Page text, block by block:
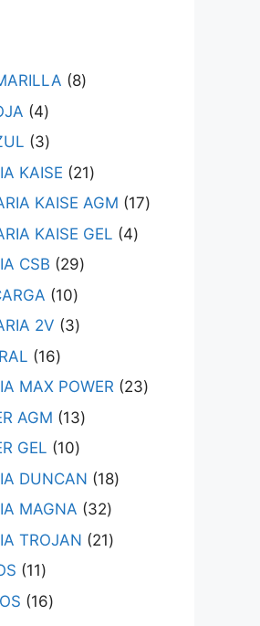
8
4
3
KAISE
21
KAISE AGM
17
KAISE GEL
4
CSB
29
10
2V
3
16
MAX POWER 23
AGM
13
GEL
10
DUNCAN
18
MAGNA
32
TROJAN
21
11
16